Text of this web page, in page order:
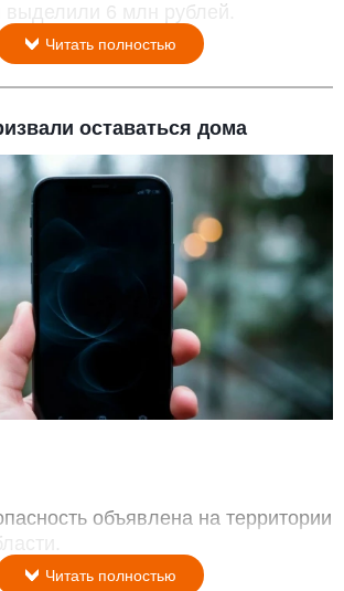
выделили 6 млн рублей.
Читать полностью
оставаться дома
объявлена на территории
Читать полностью